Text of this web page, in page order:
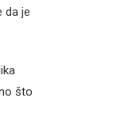
da je
što